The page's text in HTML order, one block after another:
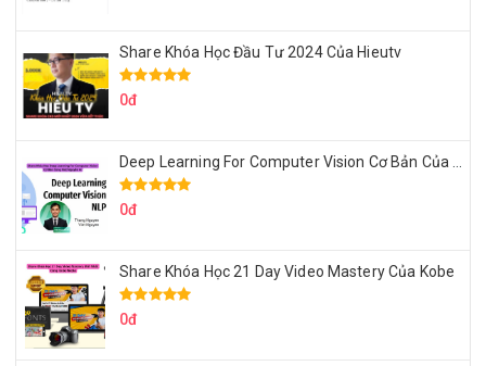
Share Khóa Học Đầu Tư 2024 Của Hieutv
0đ
0đ
Share Khóa Học 21 Day Video Mastery Của Kobe
0đ